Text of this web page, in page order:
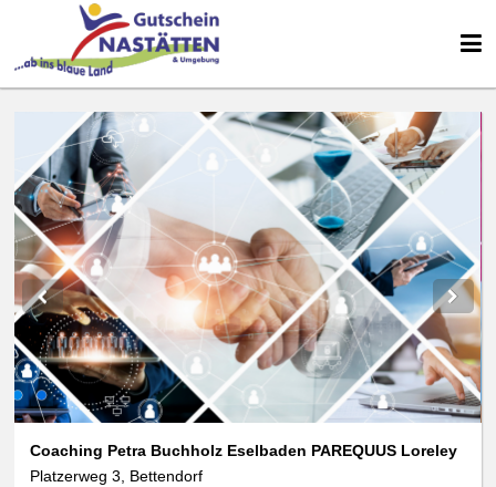
Coaching Petra Buchholz Eselbaden PAREQUUS Loreley
Platzerweg 3, Bettendorf